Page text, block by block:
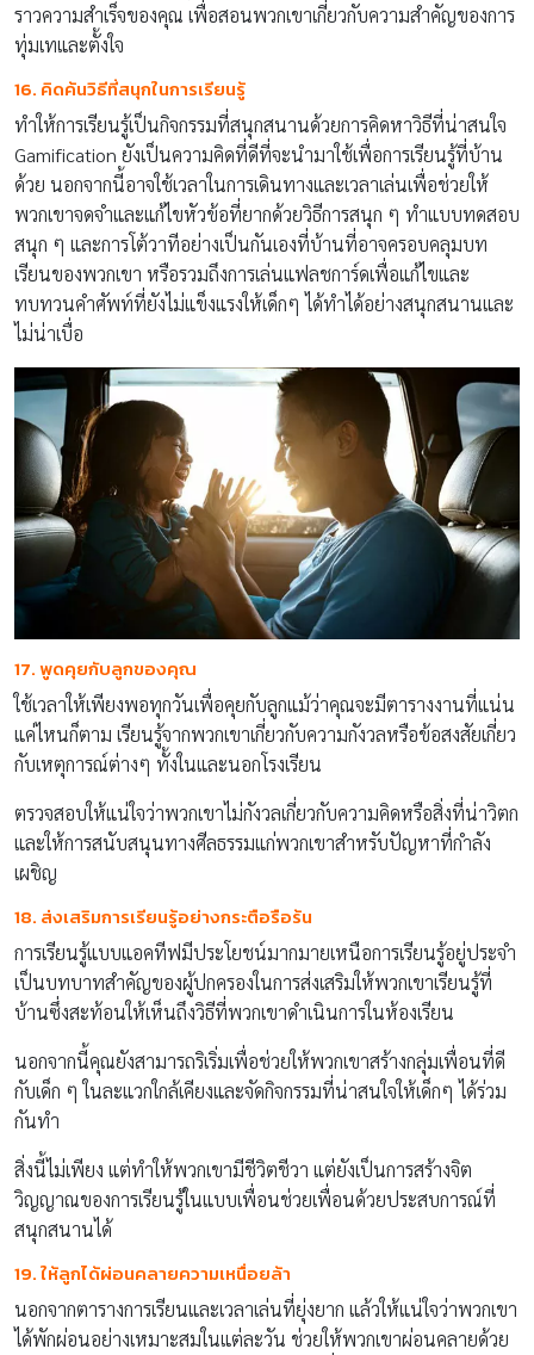
ราวความสำเร็จของคุณ เพื่อสอนพวกเขาเกี่ยวกับความสำคัญของการ
ทุ่มเทและตั้งใจ
16. คิดค้นวิธีที่สนุกในการเรียนรู้
ทำให้การเรียนรู้เป็นกิจกรรมที่สนุกสนานด้วยการคิดหาวิธีที่น่าสนใจ
Gamification ยังเป็นความคิดที่ดีที่จะนำมาใช้เพื่อการเรียนรู้ที่บ้าน
ด้วย นอกจากนี้อาจใช้เวลาในการเดินทางและเวลาเล่นเพื่อช่วยให้
พวกเขาจดจำและแก้ไขหัวข้อที่ยากด้วยวิธีการสนุก ๆ ทำแบบทดสอบ
สนุก ๆ และการโต้วาทีอย่างเป็นกันเองที่บ้านที่อาจครอบคลุมบท
เรียนของพวกเขา หรือรวมถึงการเล่นแฟลชการ์ดเพื่อแก้ไขและ
ทบทวนคำศัพท์ที่ยังไม่แข็งแรงให้เด็กๆ ได้ทำได้อย่างสนุกสนานและ
ไม่น่าเบื่อ
17. พูดคุยกับลูกของคุณ
ใช้เวลาให้เพียงพอทุกวันเพื่อคุยกับลูกแม้ว่าคุณจะมีตารางงานที่แน่น
แค่ไหนก็ตาม เรียนรู้จากพวกเขาเกี่ยวกับความกังวลหรือข้อสงสัยเกี่ยว
กับเหตุการณ์ต่างๆ ทั้งในและนอกโรงเรียน
ตรวจสอบให้แน่ใจว่าพวกเขาไม่กังวลเกี่ยวกับความคิดหรือสิ่งที่น่าวิตก
และให้การสนับสนุนทางศีลธรรมแก่พวกเขาสำหรับปัญหาที่กำลัง
เผชิญ
18. ส่งเสริมการเรียนรู้อย่างกระตือรือร้น
การเรียนรู้แบบแอคทีฟมีประโยชน์มากมายเหนือการเรียนรู้อยู่ประจำ
เป็นบทบาทสำคัญของผู้ปกครองในการส่งเสริมให้พวกเขาเรียนรู้ที่
บ้านซึ่งสะท้อนให้เห็นถึงวิธีที่พวกเขาดำเนินการในห้องเรียน
นอกจากนี้คุณยังสามารถริเริ่มเพื่อช่วยให้พวกเขาสร้างกลุ่มเพื่อนที่ดี
กับเด็ก ๆ ในละแวกใกล้เคียงและจัดกิจกรรมที่น่าสนใจให้เด็กๆ ได้ร่วม
กันทำ
สิ่งนี้ไม่เพียง แต่ทำให้พวกเขามีชีวิตชีวา แต่ยังเป็นการสร้างจิต
วิญญาณของการเรียนรู้ในแบบเพื่อนช่วยเพื่อนด้วยประสบการณ์ที่
สนุกสนานได้
19. ให้ลูกได้ผ่อนคลายความเหนื่อยล้า
นอกจากตารางการเรียนและเวลาเล่นที่ยุ่งยาก แล้วให้แน่ใจว่าพวกเขา
ได้พักผ่อนอย่างเหมาะสมในแต่ละวัน ช่วยให้พวกเขาผ่อนคลายด้วย